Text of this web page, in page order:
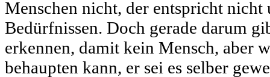
Menschen nicht, der entspricht nicht
Bedürfnissen. Doch gerade darum
erkennen, damit kein Mensch, aber
behaupten kann, er sei es selber